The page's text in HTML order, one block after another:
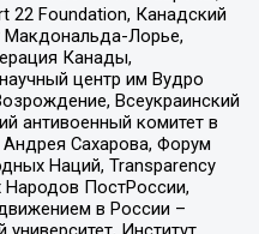
22 Foundation, Канадский
Макдональда-Лорье,
Канады,
центр им Вудро
Всеукраинский
антивоенный комитет в
Сахарова, Форум
Наций, Transparеncy
ПостРоссии,
в России –